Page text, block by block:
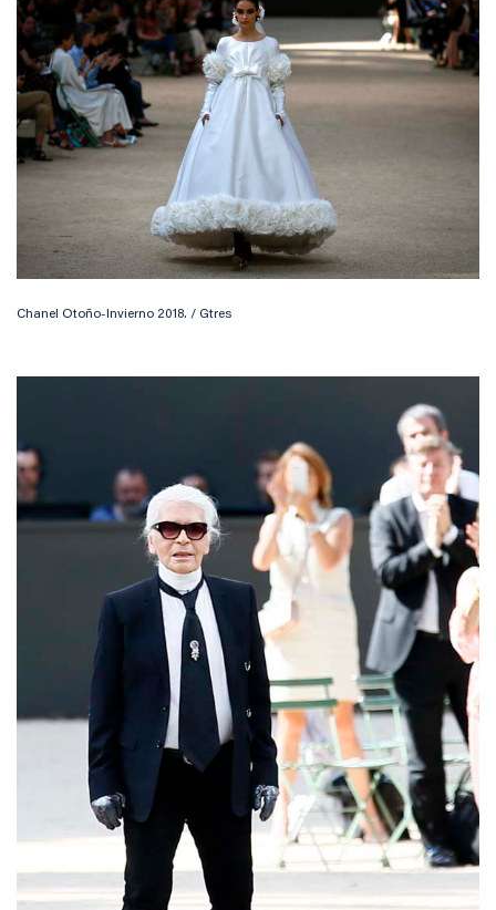
Chanel Otoño-Invierno 2018. / Gtres